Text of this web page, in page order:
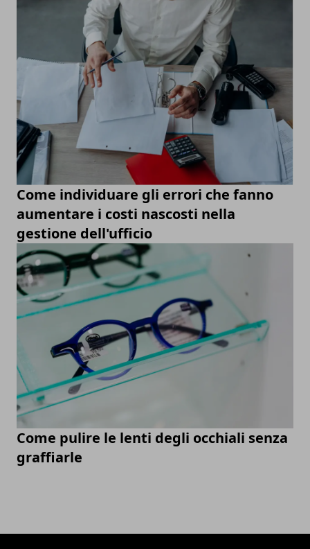
Come individuare gli errori che fanno
aumentare i costi nascosti nella
gestione dell'ufficio
Come pulire le lenti degli occhiali senza
graffiarle